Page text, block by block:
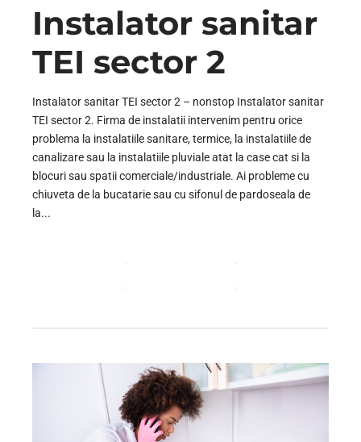
Instalator sanitar
TEI sector 2
Instalator sanitar TEI sector 2 – nonstop Instalator sanitar
TEI sector 2. Firma de instalatii intervenim pentru orice
problema la instalatiile sanitare, termice, la instalatiile de
canalizare sau la instalatiile pluviale atat la case cat si la
blocuri sau spatii comerciale/industriale. Ai probleme cu
chiuveta de la bucatarie sau cu sifonul de pardoseala de
la...